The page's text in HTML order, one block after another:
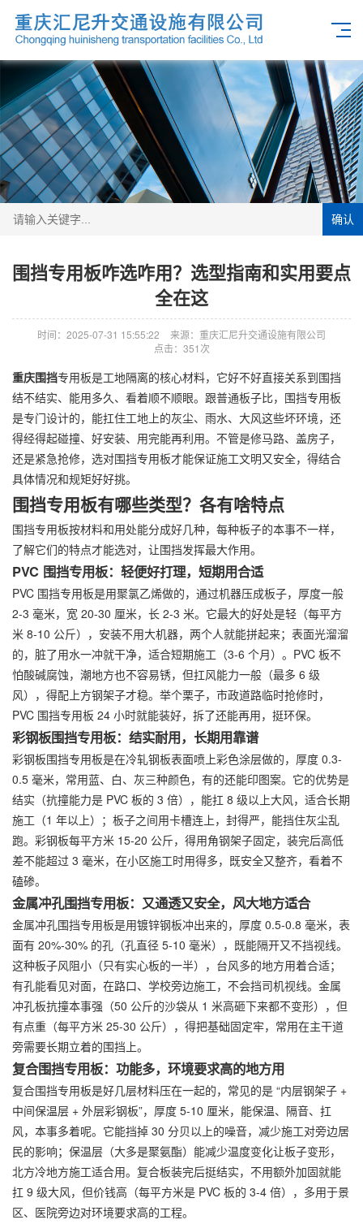
确认
围挡专用板咋选咋用？选型指南和实用要点
全在这
时间：2025-07-31 15:55:22
来源：重庆汇尼升交通设施有限公司
点击：351次
重庆围挡专用板是工地隔离的核心材料，它好不好直接关系到围挡
结不结实、能用多久、看着顺不顺眼。跟普通板子比，围挡专用板
是专门设计的，能扛住工地上的灰尘、雨水、大风这些坏环境，还
得经得起碰撞、好安装、用完能再利用。不管是修马路、盖房子，
还是紧急抢修，选对围挡专用板才能保证施工文明又安全，得结合
具体情况和规矩好好挑。
围挡专用板有哪些类型？各有啥特点
围挡专用板按材料和用处能分成好几种，每种板子的本事不一样，
了解它们的特点才能选对，让围挡发挥最大作用。
PVC 围挡专用板：轻便好打理，短期用合适
PVC 围挡专用板是用聚氯乙烯做的，通过机器压成板子，厚度一般
2-3 毫米，宽 20-30 厘米，长 2-3 米。它最大的好处是轻（每平方
米 8-10 公斤），安装不用大机器，两个人就能拼起来；表面光溜溜
的，脏了用水一冲就干净，适合短期施工（3-6 个月）。PVC 板不
怕酸碱腐蚀，潮地方也不容易锈，但扛风能力一般（最多 6 级
风），得配上方钢架子才稳。举个栗子，市政道路临时抢修时，
PVC 围挡专用板 24 小时就能装好，拆了还能再用，挺环保。
彩钢板围挡专用板：结实耐用，长期用靠谱
彩钢板围挡专用板是在冷轧钢板表面喷上彩色涂层做的，厚度 0.3-
0.5 毫米，常用蓝、白、灰三种颜色，有的还能印图案。它的优势是
结实（抗撞能力是 PVC 板的 3 倍），能扛 8 级以上大风，适合长期
施工（1 年以上）；板子之间用卡槽连上，封得严，能挡住灰尘乱
跑。彩钢板每平方米 15-20 公斤，得用角钢架子固定，装完后高低
差不能超过 3 毫米，在小区施工时用得多，既安全又整齐，看着不
磕碜。
金属冲孔围挡专用板：又通透又安全，风大地方适合
金属冲孔围挡专用板是用镀锌钢板冲出来的，厚度 0.5-0.8 毫米，表
面有 20%-30% 的孔（孔直径 5-10 毫米），既能隔开又不挡视线。
这种板子风阻小（只有实心板的一半），台风多的地方用着合适；
有孔能看见对面，在路口、学校旁边施工，不会挡司机视线。金属
冲孔板抗撞本事强（50 公斤的沙袋从 1 米高砸下来都不变形），但
有点重（每平方米 25-30 公斤），得把基础固定牢，常用在主干道
旁需要长期立着的围挡上。
复合围挡专用板：功能多，环境要求高的地方用
复合围挡专用板是好几层材料压在一起的，常见的是 “内层钢架子 +
中间保温层 + 外层彩钢板”，厚度 5-10 厘米，能保温、隔音、扛
风，本事多着呢。它能挡掉 30 分贝以上的噪音，减少施工对旁边居
民的影响；保温层（大多是聚氨酯）能减少温度变化让板子变形，
北方冷地方施工适合用。复合板装完后挺结实，不用额外加固就能
扛 9 级大风，但价钱高（每平方米是 PVC 板的 3-4 倍），多用于景
区、医院旁边对环境要求高的工程。